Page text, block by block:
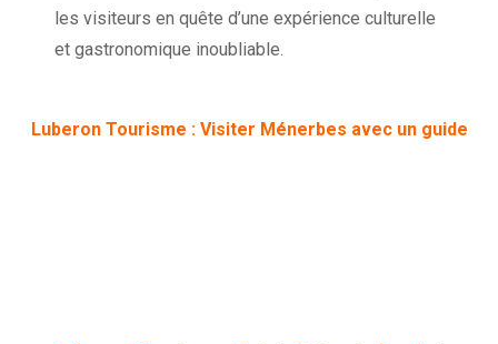
les visiteurs en quête d’une expérience culturelle
et gastronomique inoubliable.
Luberon Tourisme : Visiter Ménerbes avec un guide